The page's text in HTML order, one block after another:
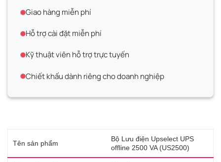
Giao hàng miễn phí
Hỗ trợ cài đặt miễn phí
Kỹ thuật viên hỗ trợ trực tuyến
Chiết khấu dành riêng cho doanh nghiệp
Tên sản phẩm
Bộ Lưu điện Upselect UPS
offline 2500 VA (US2500)